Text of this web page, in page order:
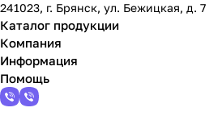
241023, г. Брянск, ул. Бежицкая, д. 7
Каталог продукции
Компания
Информация
Помощь